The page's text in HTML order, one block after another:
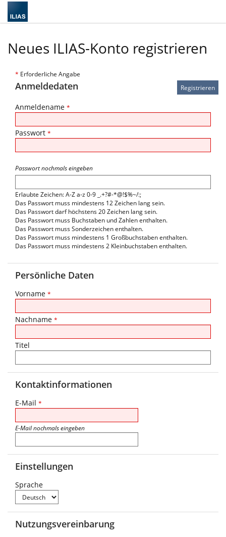
Neues ILIAS-Konto registrieren
* Erforderliche Angabe
Anmeldedaten
Anmeldename *
Passwort *
Passwort nochmals eingeben
Erlaubte Zeichen: A-Z a-z 0-9 _.+?#-*@!$%~/:;
Das Passwort muss mindestens 12 Zeichen lang sein.
Das Passwort darf höchstens 20 Zeichen lang sein.
Das Passwort muss Buchstaben und Zahlen enthalten.
Das Passwort muss Sonderzeichen enthalten.
Das Passwort muss mindestens 1 Großbuchstaben enthalten.
Das Passwort muss mindestens 2 Kleinbuchstaben enthalten.
Persönliche Daten
Vorname *
Nachname *
Titel
Kontaktinformationen
E-Mail *
E-Mail nochmals eingeben
Einstellungen
Sprache
Nutzungsvereinbarung